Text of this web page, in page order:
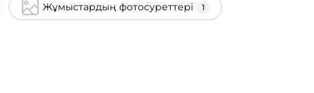
Жұмыстардың фотосуреттері 1